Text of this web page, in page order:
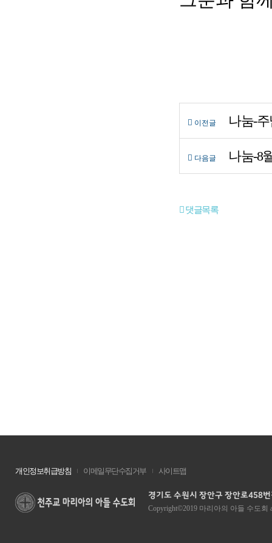
이전글 나눔-
다음글 나눔-8
댓글목록
개인정보취급방침 이메일무단수집거부 사이트맵
경기도 수원시 장안구 장안로458
Copyright©2019 마리아의 아들 수도회